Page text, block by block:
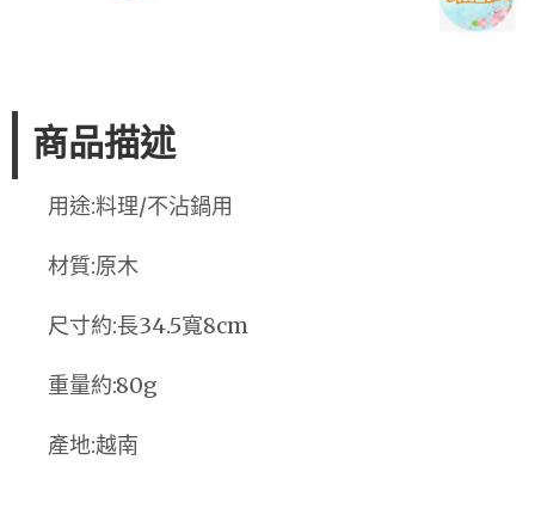
商品描述
用途:料理/不沾鍋用
材質:原木
尺寸約:長34.5寬8cm
重量約:80g
產地:越南